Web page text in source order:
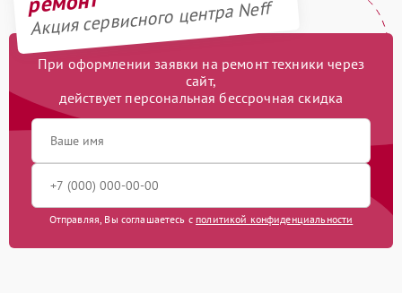
Акция сервисного центра Neff
При оформлении заявки на ремонт техники через
сайт,
действует персональная бессрочная скидка
Отправляя, Вы соглашаетесь с политикой конфиденциальности